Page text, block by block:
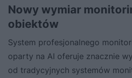
Nowy wymiar
obiektów
System profesjonalnego
oparty na AI oferuje znacznie
od tradycyjnych systemów